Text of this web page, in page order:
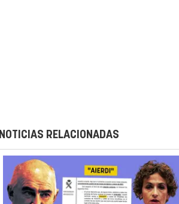
NOTICIAS RELACIONADAS